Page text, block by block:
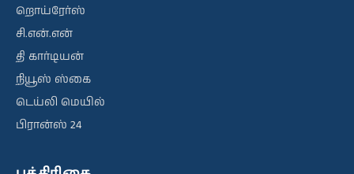
றொய்ரேர்ஸ்
சி.என்.என்
தி கார்டியன்
நியூஸ் ஸ்கை
டெய்லி மெயில்
பிரான்ஸ் 24